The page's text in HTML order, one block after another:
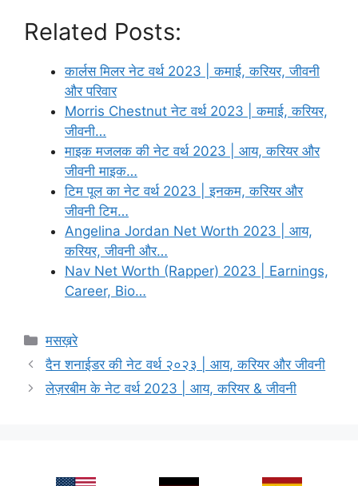
Related Posts:
कार्लस मिलर नेट वर्थ 2023 | कमाई, करियर, जीवनी
और परिवार
Morris Chestnut नेट वर्थ 2023 | कमाई, करियर,
जीवनी…
माइक मजलक की नेट वर्थ 2023 | आय, करियर और
जीवनी माइक…
टिम पूल का नेट वर्थ 2023 | इनकम, करियर और
जीवनी टिम…
Angelina Jordan Net Worth 2023 | आय,
करियर, जीवनी और…
Nav Net Worth (Rapper) 2023 | Earnings,
Career, Bio…
Categories
मसख़रे
दैन शनाईडर की नेट वर्थ २०२३ | आय, करियर और जीवनी
लेज़रबीम के नेट वर्थ 2023 | आय, करियर & जीवनी